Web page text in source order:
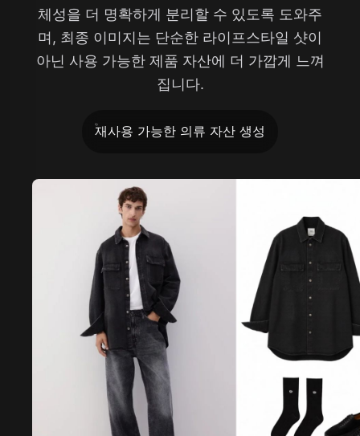
체성을 더 명확하게 분리할 수 있도록 도와주
며, 최종 이미지는 단순한 라이프스타일 샷이
아닌 사용 가능한 제품 자산에 더 가깝게 느껴
집니다.
재사용 가능한 의류 자산 생성